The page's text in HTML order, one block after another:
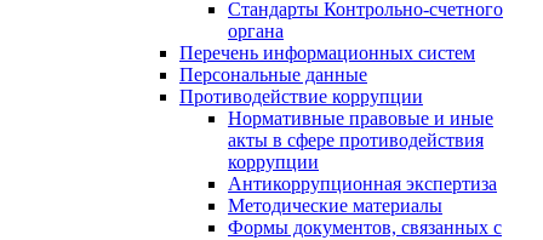
Стандарты Контрольно-счетного
органа
Перечень информационных систем
Персональные данные
Противодействие коррупции
Нормативные правовые и иные
акты в сфере противодействия
коррупции
Антикоррупционная экспертиза
Методические материалы
Формы документов, связанных с